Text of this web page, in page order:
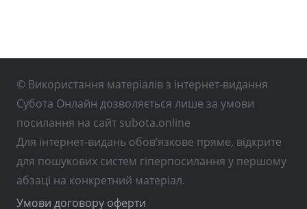
© Використання матеріалів з інтернет-видання
Субота Онлайн дозволяється лише за умови
посилання на сайт subota.online
Для інтернет-видань обов’язкове пряме, відкрите
для пошукових систем гіперпосилання у першому
абзаці на конкретний матеріал.
Умови договору оферти